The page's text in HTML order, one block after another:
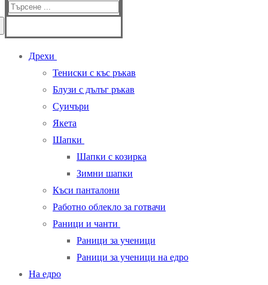
Търсене
Дрехи
Тениски с къс ръкав
Блузи с дълъг ръкав
Суичъри
Якета
Шапки
Шапки с козирка
Зимни шапки
Къси панталони
Работно облекло за готвачи
Раници и чанти
Раници за ученици
Раници за ученици на едро
На едро